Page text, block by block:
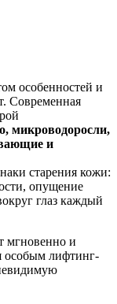
особенностей и
Современная
микроводоросли,
и
старения кожи:
опущение
глаз каждый
мгновенно и
особым лифтинг-